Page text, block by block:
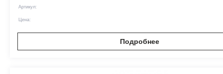
Артикул:
Цена:
Подробнее